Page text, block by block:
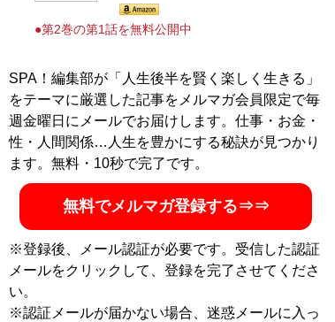
●第2巻の第1話を無料公開中
SPA！編集部が「人生後半を賢く楽しく生きる」
をテーマに厳選した記事をメルマガ会員限定で毎
週金曜日にメールでお届けします。仕事・お金・
性・人間関係…人生を豊かにする秘訣が見つかり
ます。無料・10秒で完了です。
無料でメルマガ登録する⇒⇒
※登録後、メール認証が必要です。受信した認証
メールをクリックして、登録を完了させてくださ
い。
※認証メールが届かない場合、迷惑メールに入っ